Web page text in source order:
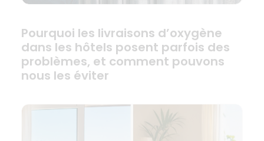
Pourquoi les livraisons d’oxygène
dans les hôtels posent parfois des
problèmes, et comment pouvons
nous les éviter